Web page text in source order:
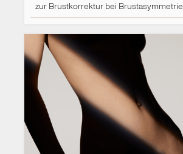
zur Brustkorrektur bei Brustasymmetrie